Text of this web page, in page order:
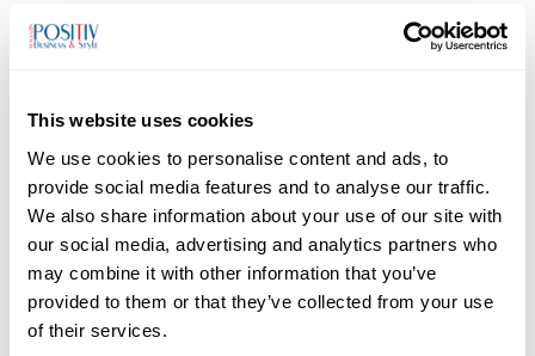
This website uses cookies
We use cookies to personalise content and ads, to
provide social media features and to analyse our traffic.
We also share information about your use of our site with
our social media, advertising and analytics partners who
may combine it with other information that you’ve
provided to them or that they’ve collected from your use
of their services.
Monika Ševčíková
Mgr. Monika Ševčíková, redaktorka magazínu POSITIV. Věnuji se
rozhovorům, příběhům osobností a tématům, která propojují
byznys, společnost a lidský rozměr podnikání.